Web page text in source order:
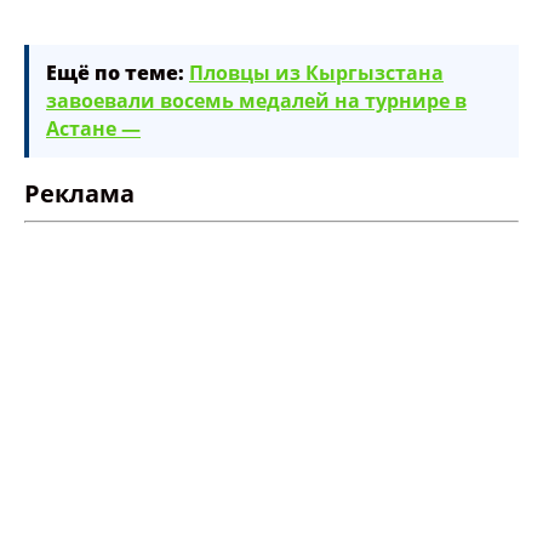
Ещё по теме: Пловцы из Кыргызстана
завоевали восемь медалей на турнире в
Астане —
Реклама